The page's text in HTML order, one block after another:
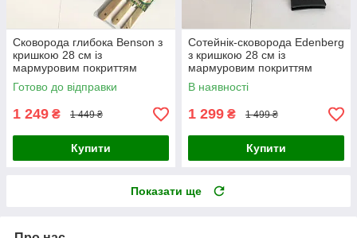
Сковорода глибока Benson з
кришкою 28 см із
мармуровим покриттям
Готово до відправки
1 249 ₴ 1 449 ₴
Купити
Сотейнік-сковорода Edenberg
з кришкою 28 см із
мармуровим покриттям
В наявності
1 299 ₴ 1 499 ₴
Купити
Показати ще